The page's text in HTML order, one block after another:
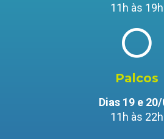
11h às 19h
Palcos
Dias 19 e
11h às 22h